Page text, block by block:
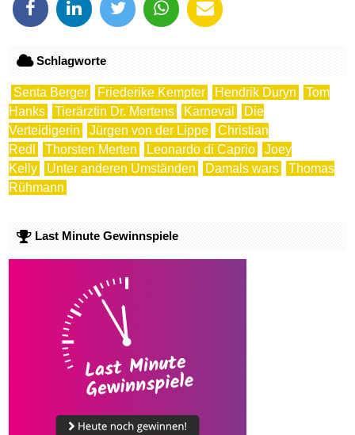
Schlagworte
Senta Berger Friederike Kempter Hendrik Duryn
Tom
Hanks
Tierärztin Dr. Mertens Karneval
Die
Verteidigerin
Jürgen von der Lippe
Christian
Redl
Thorsten Merten Leonardo di Caprio
Joey
Kelly
Unter anderen Umständen Damals wars
Thomas
Rühmann
Last Minute Gewinnspiele